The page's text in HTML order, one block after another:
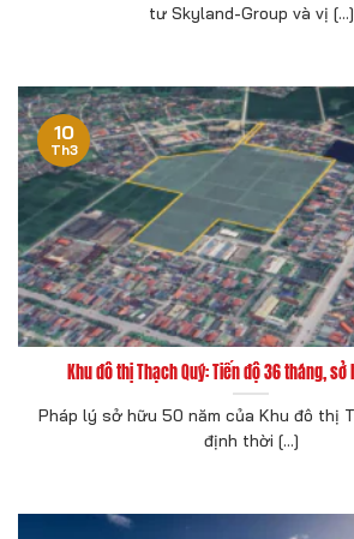
tư Skyland-Group và vị [...]
Khu đô thị Thạch Quý: Tiến độ 36 tháng,
Pháp lý sở hữu 50 năm của Khu đô thị
định thời [...]
10
Th3